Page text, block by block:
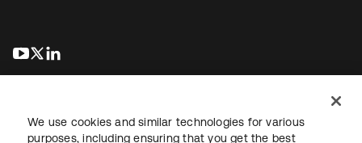
abre em uma nova guia
abre em uma nova guia
We use cookies and similar technologies for various
purposes, including ensuring that you get the best